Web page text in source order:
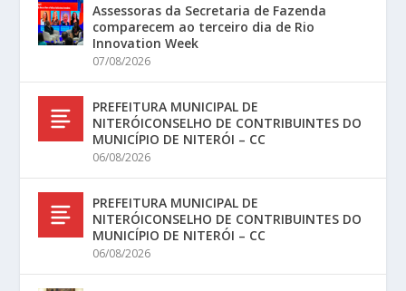
Assessoras da Secretaria de Fazenda
comparecem ao terceiro dia de Rio
Innovation Week
07/08/2026
PREFEITURA MUNICIPAL DE
NITERÓICONSELHO DE CONTRIBUINTES DO
MUNICÍPIO DE NITERÓI – CC
06/08/2026
PREFEITURA MUNICIPAL DE
NITERÓICONSELHO DE CONTRIBUINTES DO
MUNICÍPIO DE NITERÓI – CC
06/08/2026